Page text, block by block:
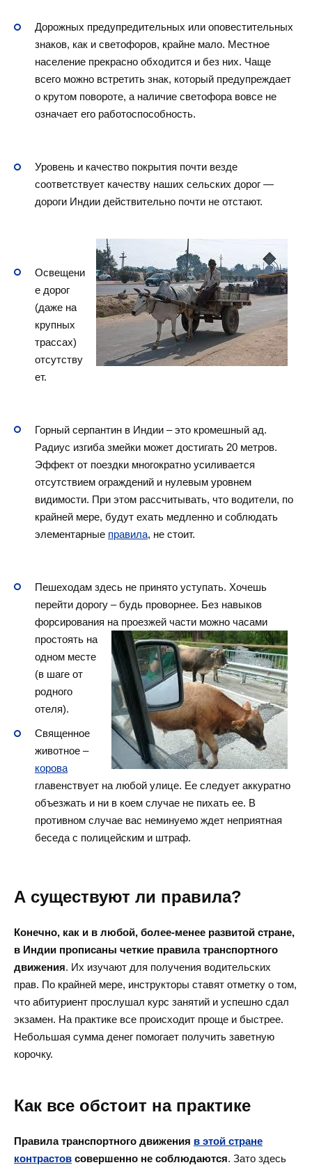
Дорожных предупредительных или оповестительных
знаков, как и светофоров, крайне мало. Местное
население прекрасно обходится и без них. Чаще
всего можно встретить знак, который предупреждает
о крутом повороте, а наличие светофора вовсе не
означает его работоспособность.
Уровень и качество покрытия почти везде
соответствует качеству наших сельских дорог —
дороги Индии действительно почти не отстают.
Освещени
е дорог
(даже на
крупных
трассах)
отсутству
ет.
Горный серпантин в Индии – это кромешный ад.
Радиус изгиба змейки может достигать 20 метров.
Эффект от поездки многократно усиливается
отсутствием ограждений и нулевым уровнем
видимости. При этом рассчитывать, что водители, по
крайней мере, будут ехать медленно и соблюдать
элементарные правила, не стоит.
Пешеходам здесь не принято уступать. Хочешь
перейти дорогу – будь проворнее. Без навыков
форсирования на проезжей части можно часами
простоять на
одном месте
(в шаге от
родного
отеля).
Священное
животное –
корова
главенствует на любой улице. Ее следует аккуратно
объезжать и ни в коем случае не пихать ее. В
противном случае вас неминуемо ждет неприятная
беседа с полицейским и штраф.
А существуют ли правила?
Конечно, как и в любой, более-менее развитой стране,
в Индии прописаны четкие правила транспортного
движения. Их изучают для получения водительских
прав. По крайней мере, инструкторы ставят отметку о том,
что абитуриент прослушал курс занятий и успешно сдал
экзамен. На практике все происходит проще и быстрее.
Небольшая сумма денег помогает получить заветную
корочку.
Как все обстоит на практике
Правила транспортного движения в этой стране
контрастов совершенно не соблюдаются. Зато здесь